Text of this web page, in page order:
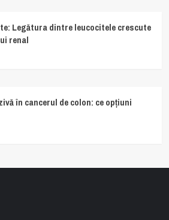
Legătura dintre leucocitele crescute
renal
în cancerul de colon: ce opțiuni